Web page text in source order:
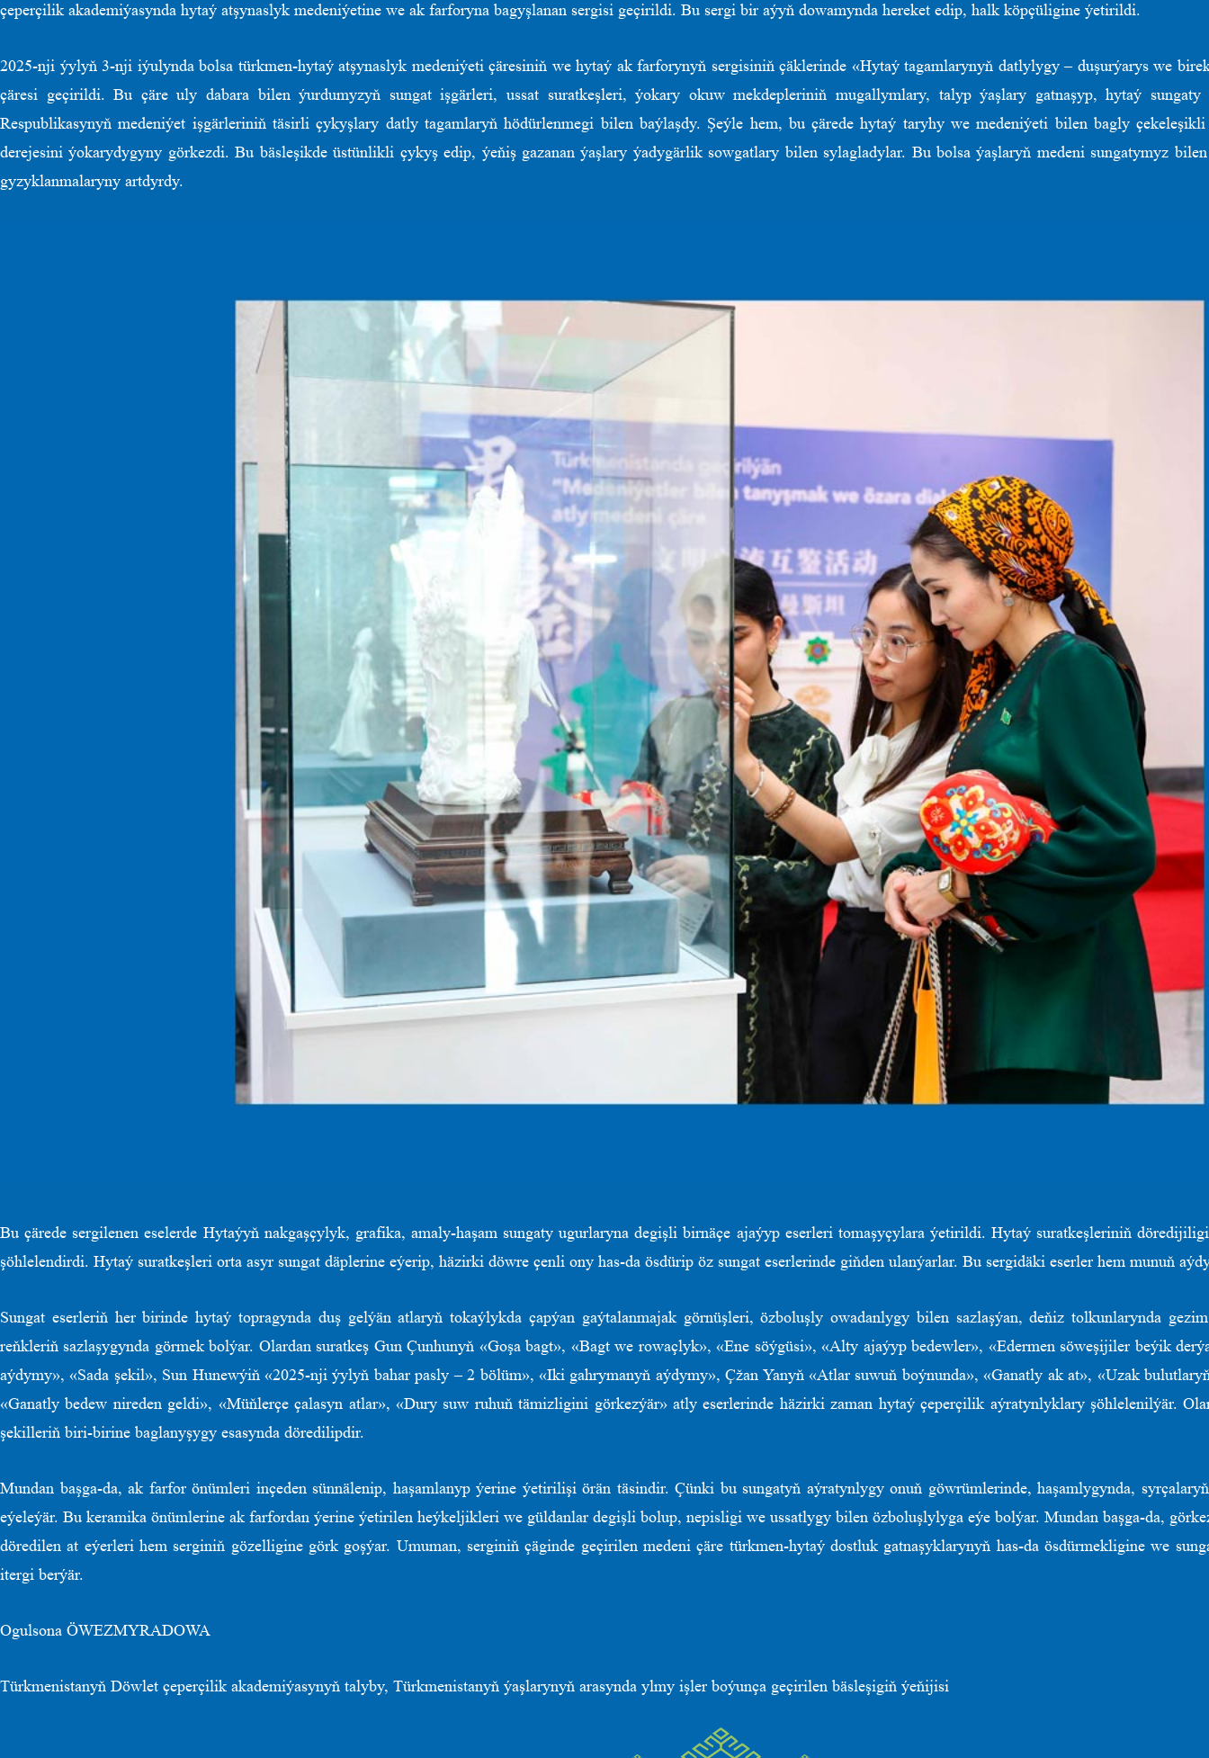
çeperçilik akademiýasynda hytaý atşynaslyk medeniýetine we ak farforyna bagyşlanan sergisi geçirildi. Bu sergi bir aýyň dowamynda hereket edip, halk köpçüligine ýetirildi.
2025-nji ýylyň 3-nji iýulynda bolsa türkmen-hytaý atşynaslyk medeniýeti çäresiniň we hytaý ak farforynyň sergisiniň çäklerinde «Hytaý tagamlarynyň datlylygy – duşurýarys we
çäresi geçirildi. Bu çäre uly dabara bilen ýurdumyzyň sungat işgärleri, ussat suratkeşleri, ýokary okuw mekdepleriniň mugallymlary, talyp ýaşlary gatnaşyp, hytaý
Respublikasynyň medeniýet işgärleriniň täsirli çykyşlary datly tagamlaryň hödürlenmegi bilen baýlaşdy. Şeýle hem, bu çärede hytaý taryhy we medeniýeti bilen bagly
derejesini ýokarydygyny görkezdi. Bu bäsleşikde üstünlikli çykyş edip, ýeňiş gazanan ýaşlary ýadygärlik sowgatlary bilen sylagladylar. Bu bolsa ýaşlaryň medeni sungatymyz
gyzyklanmalaryny artdyrdy.
Bu çärede sergilenen eselerde Hytaýyň nakgaşçylyk, grafika, amaly-haşam sungaty ugurlaryna degişli birnäçe ajaýyp eserleri tomaşyçylara ýetirildi. Hytaý suratkeşleriniň
şöhlelendirdi. Hytaý suratkeşleri orta asyr sungat däplerine eýerip, häzirki döwre çenli ony has-da ösdürip öz sungat eserlerinde giňden ulanýarlar. Bu sergidäki eserler hem munuň
Sungat eserleriň her birinde hytaý topragynda duş gelýän atlaryň tokaýlykda çapýan gaýtalanmajak görnüşleri, özboluşly owadanlygy bilen sazlaşýan, deňiz tolkunlarynda
reňkleriň sazlaşygynda görmek bolýar. Olardan suratkeş Gun Çunhunyň «Goşa bagt», «Bagt we rowaçlyk», «Ene söýgüsi», «Alty ajaýyp bedewler», «Edermen söweşijiler beýik
aýdymy», «Sada şekil», Sun Hunewýiň «2025-nji ýylyň bahar pasly – 2 bölüm», «Iki gahrymanyň aýdymy», Çžan Yanyň «Atlar suwuň boýnunda», «Ganatly ak at», «Uzak
«Ganatly bedew nireden geldi», «Müňlerçe çalasyn atlar», «Dury suw ruhuň tämizligini görkezýär» atly eserlerinde häzirki zaman hytaý çeperçilik aýratynlyklary şöhlelenilýär.
şekilleriň biri-birine baglanyşygy esasynda döredilipdir.
Mundan başga-da, ak farfor önümleri inçeden sünnälenip, haşamlanyp ýerine ýetirilişi örän täsindir. Çünki bu sungatyň aýratynlygy onuň göwrümlerinde, haşamlygynda,
eýeleýär. Bu keramika önümlerine ak farfordan ýerine ýetirilen heýkeljikleri we güldanlar degişli bolup, nepisligi we ussatlygy bilen özboluşlylyga eýe bolýar. Mundan başga-da,
döredilen at eýerleri hem serginiň gözelligine görk goşýar. Umuman, serginiň çäginde geçirilen medeni çäre türkmen-hytaý dostluk gatnaşyklarynyň has-da ösdürmekligine we
itergi berýär.
Ogulsona ÖWEZMYRADOWA
Türkmenistanyň Döwlet çeperçilik akademiýasynyň talyby, Türkmenistanyň ýaşlarynyň arasynda ylmy işler boýunça geçirilen bäsleşigiň ýeňijisi